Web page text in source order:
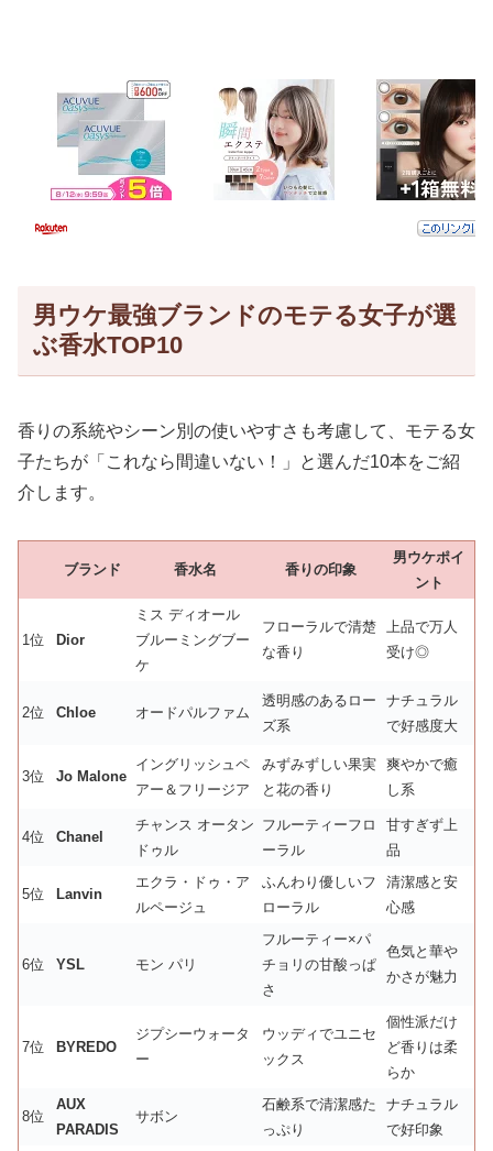
男ウケ最強ブランドのモテる女子が選
ぶ香水TOP10
香りの系統やシーン別の使いやすさも考慮して、モテる女
子たちが「これなら間違いない！」と選んだ10本をご紹
介します。
ブランド 香水名 香りの印象
男ウケポイ
ント
1位 Dior
ミス ディオール
ブルーミングブー
ケ
フローラルで清楚
な香り
上品で万人
受け◎
2位 Chloe オードパルファム
透明感のあるロー
ズ系
ナチュラル
で好感度大
3位 Jo Malone
イングリッシュペ
アー＆フリージア
みずみずしい果実
と花の香り
爽やかで癒
し系
4位 Chanel
チャンス オータン
ドゥル
フルーティーフロ
ーラル
甘すぎず上
品
5位 Lanvin
エクラ・ドゥ・ア
ルページュ
ふんわり優しいフ
ローラル
清潔感と安
心感
6位 YSL モン パリ
フルーティー×パ
チョリの甘酸っぱ
さ
色気と華や
かさが魅力
7位 BYREDO
ジプシーウォータ
ー
ウッディでユニセ
ックス
個性派だけ
ど香りは柔
らか
8位
AUX
PARADIS
サボン
石鹸系で清潔感た
っぷり
ナチュラル
で好印象